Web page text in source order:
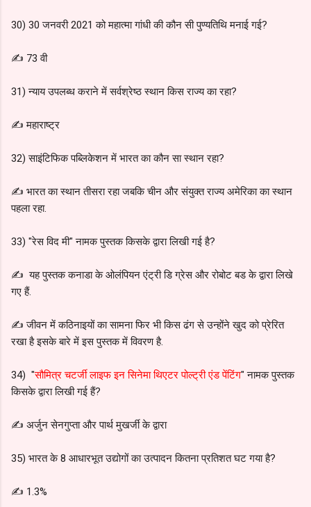
30) 30 जनवरी 2021 को महात्मा गांधी की कौन सी पुण्यतिथि मनाई गई?
✍️ 73 वी
31) न्याय उपलब्ध कराने में सर्वश्रेष्ठ स्थान किस राज्य का रहा?
✍️ महाराष्ट्र
32) साइंटिफिक पब्लिकेशन में भारत का कौन सा स्थान रहा?
✍️ भारत का स्थान तीसरा रहा जबकि चीन और संयुक्त राज्य अमेरिका का स्थान
पहला रहा.
33) "रेस विद मी" नामक पुस्तक किसके द्वारा लिखी गई है?
✍️ यह पुस्तक कनाडा के ओलंपियन एंट्री डि ग्रेस और रोबोट बड के द्वारा लिखे
गए हैं.
✍️ जीवन में कठिनाइयों का सामना फिर भी किस ढंग से उन्होंने खुद को प्रेरित
रखा है इसके बारे में इस पुस्तक में विवरण है.
34) "सौमित्र चटर्जी लाइफ इन सिनेमा थिएटर पोल्ट्री एंड पेंटिंग" नामक पुस्तक
किसके द्वारा लिखी गई हैं?
✍️ अर्जुन सेनगुप्ता और पार्थ मुखर्जी के द्वारा
35) भारत के 8 आधारभूत उद्योगों का उत्पादन कितना प्रतिशत घट गया है?
✍️ 1.3%